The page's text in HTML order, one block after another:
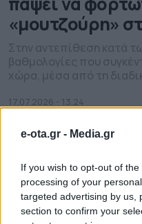
e-ota.gr - Media.gr
If you wish to opt-out of
processing of your
targeted advertising by us,
section to confirm your
«μουτζούρη»
«Ήρθε η ώρα και το
του ανεπάρκειες , που
17.07.2026 - 13.24